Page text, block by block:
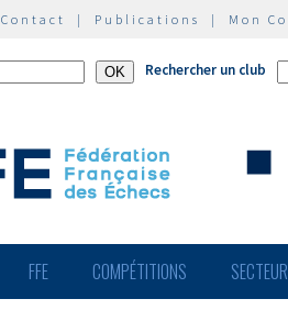
Contact | Publications | Mon
Rechercher un club
FFE COMPÉTITIONS